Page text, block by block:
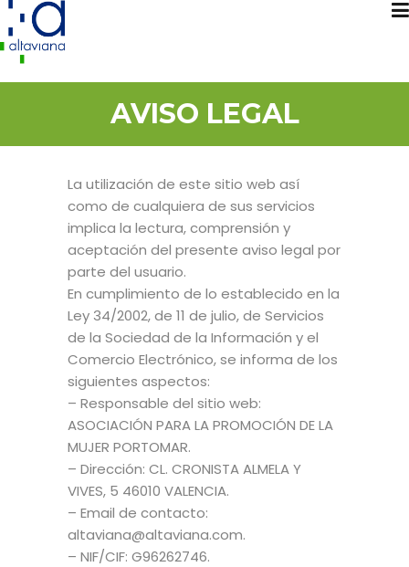
AVISO LEGAL
La utilización de este sitio web así
como de cualquiera de sus servicios
implica la lectura, comprensión y
aceptación del presente aviso legal por
parte del usuario.
En cumplimiento de lo establecido en la
Ley 34/2002, de 11 de julio, de Servicios
de la Sociedad de la Información y el
Comercio Electrónico, se informa de los
siguientes aspectos:
– Responsable del sitio web:
ASOCIACIÓN PARA LA PROMOCIÓN DE LA
MUJER PORTOMAR.
– Dirección: CL. CRONISTA ALMELA Y
VIVES, 5 46010 VALENCIA.
– Email de contacto:
altaviana@altaviana.com.
– NIF/CIF: G96262746.